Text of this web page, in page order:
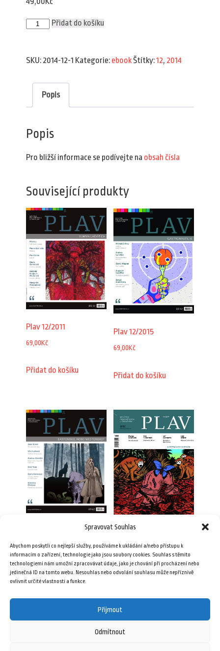
Spravovat Souhlas
Abychom poskytli co nejlepší služby, používáme k ukládání a/nebo přístupu k
informacím o zařízení, technologie jako jsou soubory cookies. Souhlas s těmito
technologiemi nám umožní zpracovávat údaje, jako je chování při procházení nebo
jedinečná ID na tomto webu. Nesouhlas nebo odvolání souhlasu může nepříznivě
ovlivnit určité vlastnosti a funkce.
Přijmout
Odmítnout
Plav
12/2014
Přidat do košíku
SKU: 2014-12-1 Kategorie: ebookŠtítky:12, 2014
Popis
Popis
Pro bližší informace se podívejte na obsah čísla
Související produkty
Plav 12/2011
69,00Kč
Přidat do košíku
Plav 12/2015
69,00Kč
Přidat do košíku
Plav 12/2010 (e-book)
35,00Kč
Přidat do košíku
69,00Kč
Přidat do košíku